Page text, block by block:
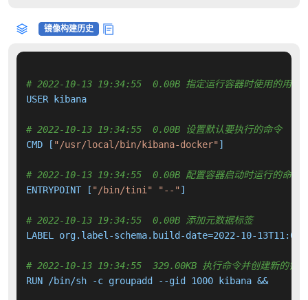
镜像构建历史
# 2022-10-13 19:34:55  0.00B 指定运行容器时使用的用户
USER kibana
# 2022-10-13 19:34:55  0.00B 设置默认要执行的命令
CMD [ "/usr/local/bin/kibana-docker" ]
# 2022-10-13 19:34:55  0.00B 配置容器启动时运行的命令
ENTRYPOINT [ "/bin/tini" "--" ]
# 2022-10-13 19:34:55  0.00B 添加元数据标签
LABEL org.label-schema.build-date=2022-10-
# 2022-10-13 19:34:55  329.00KB 执行命令并创建新的镜
RUN /bin/sh -c groupadd --gid 1000 kibana &&